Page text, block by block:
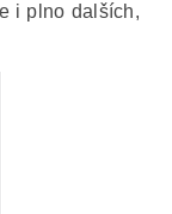
i plno dalších,